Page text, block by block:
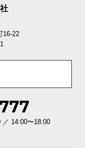
のあるウッド調
16-22
／ 14:00〜18:00